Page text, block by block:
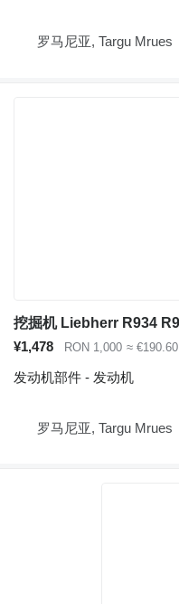
罗马尼亚, Targu Mrues
¥1,478 RON 1,000 ≈ €190.60
发动机部件 - 发动机
罗马尼亚, Targu Mrues